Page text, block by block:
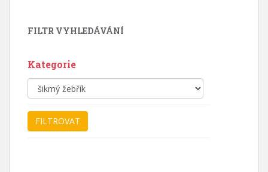
FILTR VYHLEDÁVÁNÍ
Kategorie